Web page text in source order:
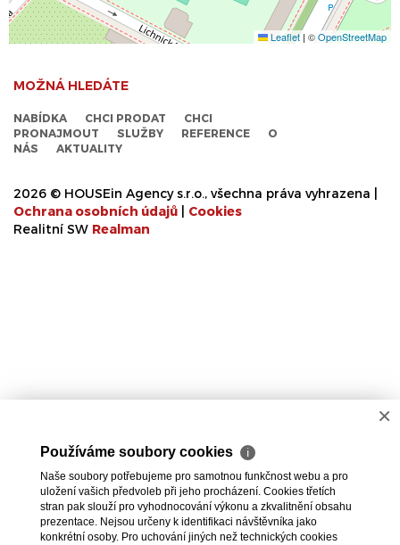
Leaflet | ©OpenStreetMap
MOŽNÁ HLEDÁTE
NABÍDKA CHCI PRODAT
CHCI
PRONAJMOUT
SLUŽBY REFERENCE
O
NÁS
AKTUALITY
2026 © HOUSEin Agency s.r.o., všechna práva vyhrazena |
Ochrana osobních údajů
Cookies
Realitní SW Realman
×
Používáme soubory cookies ℹ
Naše soubory potřebujeme pro samotnou funkčnost webu a pro
uložení vašich předvoleb při jeho procházení. Cookies třetích
stran pak slouží pro vyhodnocování výkonu a zkvalitnění obsahu
prezentace. Nejsou určeny k identifikaci návštěvníka jako
konkrétní osoby. Pro uchování jiných než technických cookies